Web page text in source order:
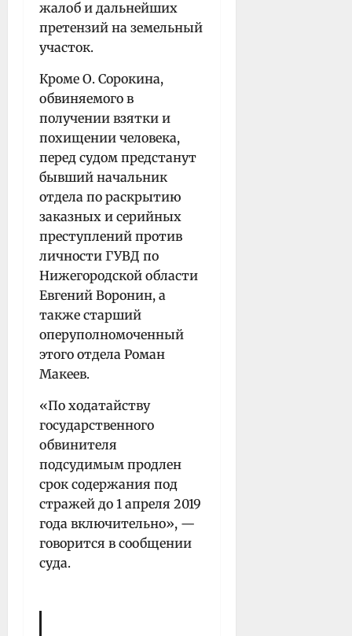
жалоб и дальнейших
претензий на земельный
участок.
Кроме О. Сорокина,
обвиняемого в
получении взятки и
похищении человека,
перед судом предстанут
бывший начальник
отдела по раскрытию
заказных и серийных
преступлений против
личности ГУВД по
Нижегородской области
Евгений Воронин, а
также старший
оперуполномоченный
этого отдела Роман
Макеев.
«По ходатайству
государственного
обвинителя
подсудимым продлен
срок содержания под
стражей до 1 апреля 2019
года включительно», —
говорится в сообщении
суда.